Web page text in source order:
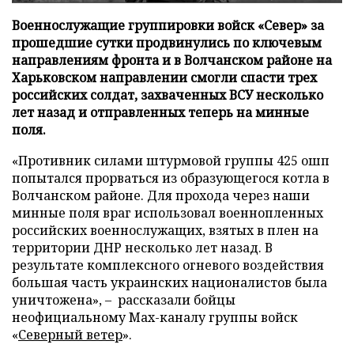
Военнослужащие группировки войск «Север» за
прошедшие сутки продвинулись по ключевым
направлениям фронта и в Волчанском районе на
Харьковском направлении смогли спасти трех
российских солдат, захваченных ВСУ несколько
лет назад и отправленных теперь на минные
поля.
«Противник силами штурмовой группы 425 ошп
попытался прорваться из образующегося котла в
Волчанском районе. Для прохода через наши
минные поля враг использовал военнопленных
российских военнослужащих, взятых в плен на
территории ДНР несколько лет назад. В
результате комплексного огневого воздействия
большая часть украинских националистов была
уничтожена», – рассказали бойцы
неофициальному Max-каналу группы войск
«Северный ветер».